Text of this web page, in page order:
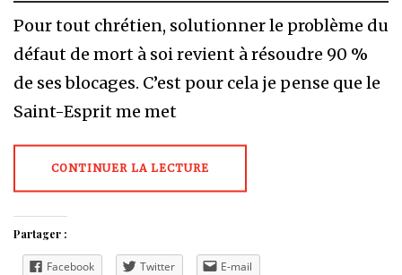
Pour tout chrétien, solutionner le problème du
défaut de mort à soi revient à résoudre 90 %
de ses blocages. C’est pour cela je pense que le
Saint-Esprit me met
CONTINUER LA LECTURE
Partager :
Facebook Twitter E-mail